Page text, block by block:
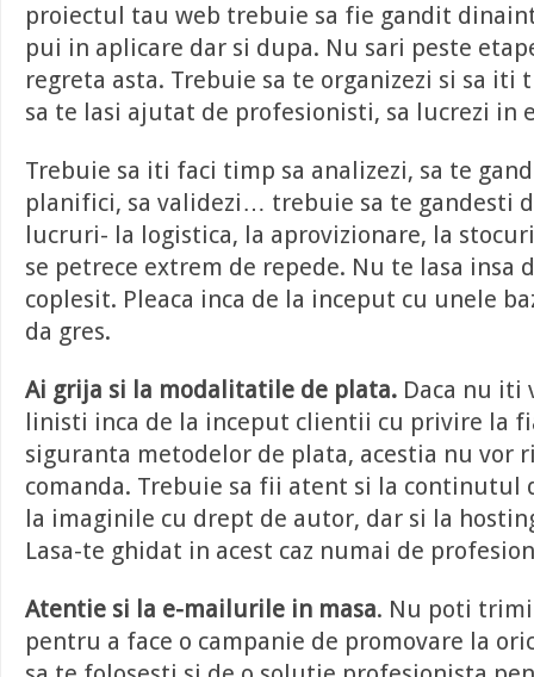
proiectul tau web trebuie sa fie gandit
pui in aplicare dar si dupa. Nu sari peste
regreta asta. Trebuie sa te organizezi si sa
sa te lasi ajutat de profesionisti, sa lucrezi in
Trebuie sa iti faci timp sa analizezi, sa te
planifici, sa validezi… trebuie sa te gandesti
lucruri- la logistica, la aprovizionare, la
se petrece extrem de repede. Nu te lasa insa
coplesit. Pleaca inca de la inceput cu unele
da gres.
Ai grija si la modalitatile de plata. Daca nu iti
linisti inca de la inceput clientii cu privire la
siguranta metodelor de plata, acestia nu vor
comanda. Trebuie sa fii atent si la continutul
la imaginile cu drept de autor, dar si la
Lasa-te ghidat in acest caz numai de
Atentie si la e-mailurile in masa. Nu poti
pentru a face o campanie de promovare la